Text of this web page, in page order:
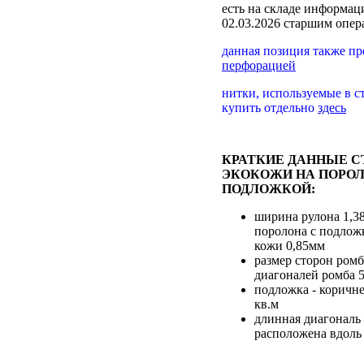
есть на складе
02.03.2026 старшим
данная позиция также
перфорацией
нитки, используемые в
купить отдельно здесь
КРАТКИЕ ДАННЫЕ
ЭКОКОЖИ НА
ПОДЛОЖКОЙ:
ширина рулона
поролона с
кожи 0,85мм
размер сторон
диагоналей ромба
подложка -
кв.м
длинная
расположена вдоль